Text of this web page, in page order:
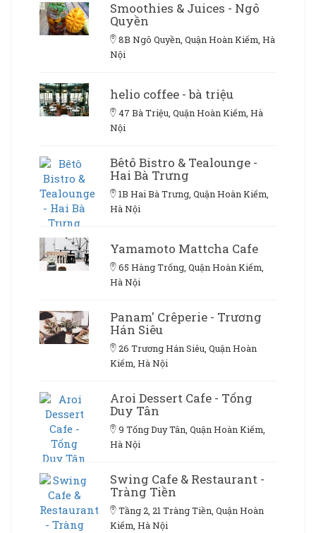
Smoothies & Juices - Ngô
Quyền
8B Ngô Quyền, Quận Hoàn Kiếm, Hà
Nội
helio coffee - bà triệu
47 Bà Triệu, Quận Hoàn Kiếm, Hà
Nội
Bêtô Bistro & Tealounge -
Hai Bà Trưng
1B Hai Bà Trưng, Quận Hoàn Kiếm,
Hà Nội
Yamamoto Mattcha Cafe
65 Hàng Trống, Quận Hoàn Kiếm,
Hà Nội
Panam' Crêperie - Trương
Hán Siêu
26 Trương Hán Siêu, Quận Hoàn
Kiếm, Hà Nội
Aroi Dessert Cafe - Tống
Duy Tân
9 Tống Duy Tân, Quận Hoàn Kiếm,
Hà Nội
Swing Cafe & Restaurant -
Tràng Tiền
Tầng 2, 21 Tràng Tiền, Quận Hoàn
Kiếm, Hà Nội